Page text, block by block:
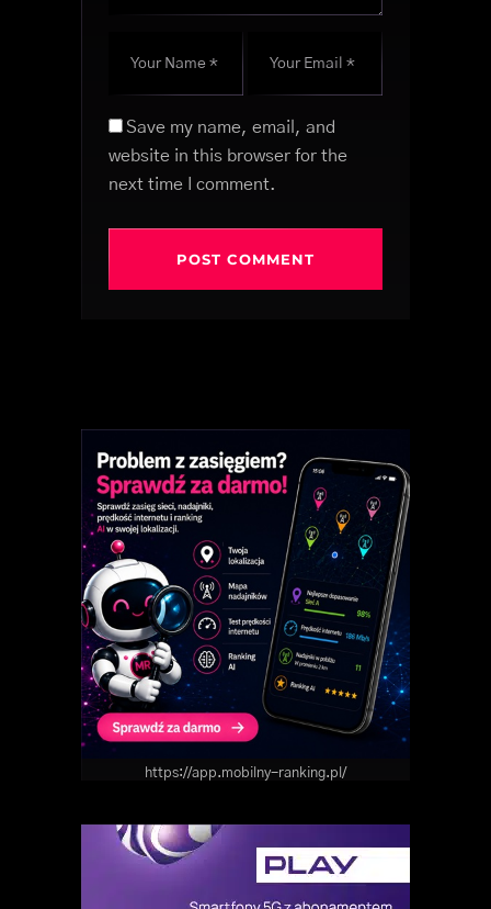
Save my name, email, and
website in this browser for the
next time I comment.
https://app.mobilny-ranking.pl/